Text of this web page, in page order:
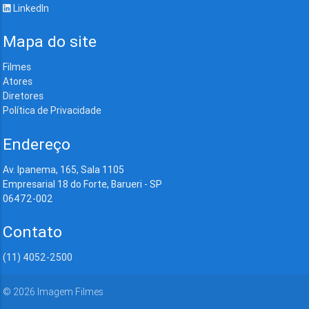
LinkedIn
Mapa do site
Filmes
Atores
Diretores
Política de Privacidade
Endereço
Av. Ipanema, 165, Sala 1105
Empresarial 18 do Forte, Barueri - SP
06472-002
Contato
(11) 4052-2500
© 2026 Imagem Filmes